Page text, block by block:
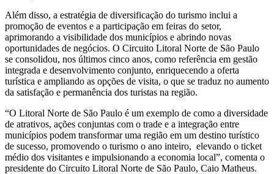
Além disso, a estratégia de diversificação do turismo inclui a
promoção de eventos e a participação em feiras do setor,
aprimorando a visibilidade dos municípios e abrindo novas
oportunidades de negócios. O Circuito Litoral Norte de São Paulo
se consolidou, nos últimos cinco anos, como referência em gestão
integrada e desenvolvimento conjunto, enriquecendo a oferta
turística e ampliando as opções de visita, o que se traduz no aumento
da satisfação e permanência dos turistas na região.
“O Litoral Norte de São Paulo é um exemplo de como a diversidade
de atrativos, ações conjuntas com o trade e a integração entre
municípios podem transformar uma região em um destino turístico
de sucesso, promovendo o turismo o ano inteiro, elevando o ticket
médio dos visitantes e impulsionando a economia local”, comenta o
presidente do Circuito Litoral Norte de São Paulo, Caio Matheus.